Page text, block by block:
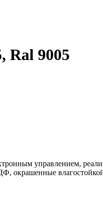
Ral 9005
управлением,
окрашенные влагостойкой